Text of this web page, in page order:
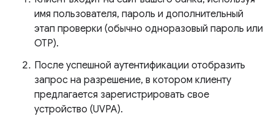
имя пользователя, пароль и дополнительный
этап проверки (обычно одноразовый пароль или
OTP).
После успешной аутентификации отобразить
запрос на разрешение, в котором клиенту
предлагается зарегистрировать свое
устройство (UVPA).